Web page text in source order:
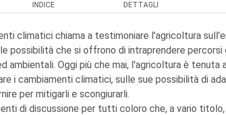
INDICE DETTAGLI
climatici chiama a testimoniare l'agricoltura
possibilità che si offrono di intraprendere percorsi
ambientali. Oggi più che mai, l'agricoltura è tenuta
i cambiamenti climatici, sulle sue possibilità di
per mitigarli e scongiurarli.
di discussione per tutti coloro che, a vario